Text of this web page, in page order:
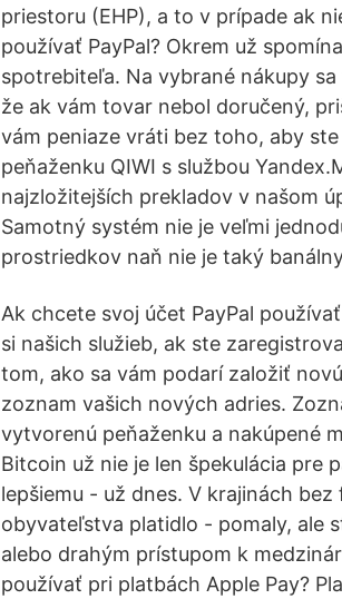
priestoru (EHP), a to v prípade ak
používať PayPal? Okrem už
spotrebiteľa. Na vybrané nákupy
že ak vám tovar nebol doručený,
vám peniaze vráti bez toho, aby
peňaženku QIWI s službou
najzložitejších prekladov v našom
Samotný systém nie je veľmi
prostriedkov naň nie je taký
Ak chcete svoj účet PayPal
si našich služieb, ak ste
tom, ako sa vám podarí založiť
zoznam vašich nových adries.
vytvorenú peňaženku a nakúpené
Bitcoin už nie je len špekulácia pre
lepšiemu - už dnes. V krajinách
obyvateľstva platidlo - pomaly, ale
alebo drahým prístupom k
používať pri platbách Apple Pay?